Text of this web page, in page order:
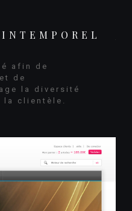
afin de
de
la diversité
la clientèle.